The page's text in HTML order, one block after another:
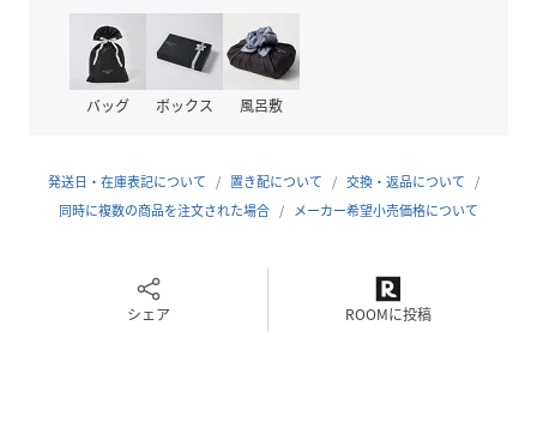
妊娠中も優しくヒップアップ「マタニティレギンス」
妊娠初期から臨月まで対応！
びるか心配
・臨月まで使い続けられるものが欲しい
■こだわりのヒミツ
バッグ ボックス 風呂敷
発送日・在庫表記について 置き配について
交換・返品について
同時に複数の商品を注文された場合
メーカー希望小売価格について
シェア ROOMに投稿